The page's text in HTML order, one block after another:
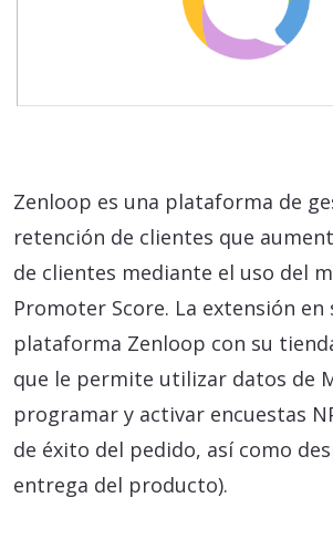
Zenloop es una plataforma de
retención de clientes que
de clientes mediante el uso del
Promoter Score. La extensión en
plataforma Zenloop con su
que le permite utilizar datos de
programar y activar encuestas
de éxito del pedido, así como
entrega del producto).